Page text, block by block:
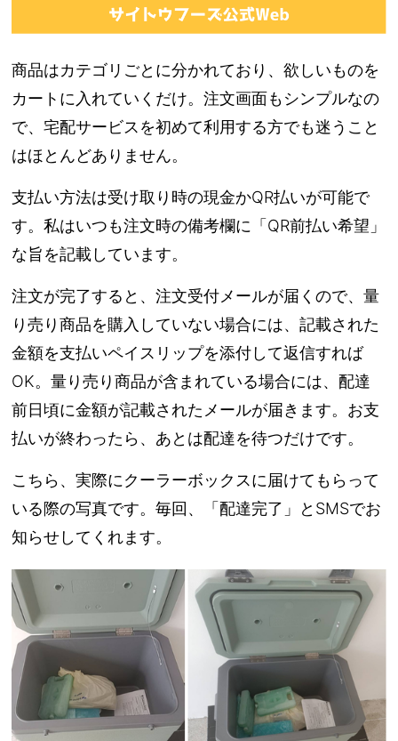
商品はカテゴリごとに分かれており、欲しいものを
カートに入れていくだけ。注文画面もシンプルなの
で、宅配サービスを初めて利用する方でも迷うこと
はほとんどありません。
支払い方法は受け取り時の現金かQR払いが可能で
す。私はいつも注文時の備考欄に「QR前払い希望」
な旨を記載しています。
注文が完了すると、注文受付メールが届くので、量
り売り商品を購入していない場合には、記載された
金額を支払いペイスリップを添付して返信すれば
OK。量り売り商品が含まれている場合には、配達
前日頃に金額が記載されたメールが届きます。お支
払いが終わったら、あとは配達を待つだけです。
こちら、実際にクーラーボックスに届けてもらって
いる際の写真です。毎回、「配達完了」とSMSでお
知らせしてくれます。